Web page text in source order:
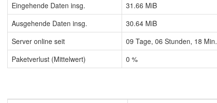
Eingehende Daten insg.
31.66 MiB
Ausgehende Daten insg.
30.64 MiB
Server online seit
09 Tage, 06 Stunden, 18
Paketverlust (Mittelwert)
0 %